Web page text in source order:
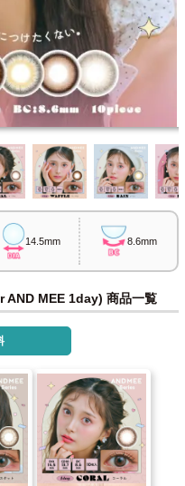
14.5mm 8.6mm
AND MEE 1day) 商品一覧